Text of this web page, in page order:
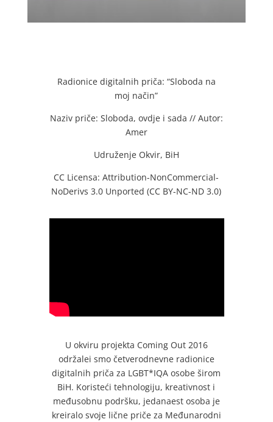
Radionice digitalnih priča: “Sloboda na
moj način”
Naziv priče: Sloboda, ovdje i sada // Autor:
Amer
Udruženje Okvir, BiH
CC Licensa: Attribution-NonCommercial-
NoDerivs 3.0 Unported (CC BY-NC-ND 3.0)
U okviru projekta Coming Out 2016
održalei smo četverodnevne radionice
digitalnih priča za LGBT*IQA osobe širom
BiH. Koristeći tehnologiju, kreativnost i
međusobnu podršku, jedanaest osoba je
kreiralo svoje lične priče za Međunarodni